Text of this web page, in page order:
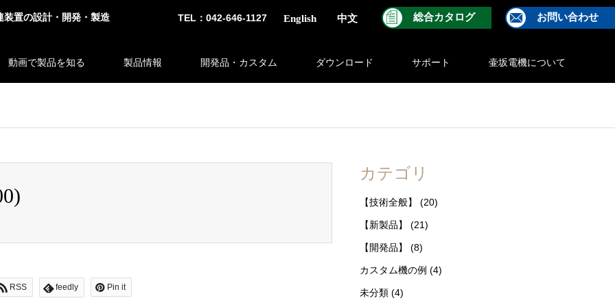
装置の設計・開発・製造 TEL：042-646-1127 English 中文 総合カタログ お問い合わせ
動画で製品を知る 製品情報 開発品・カスタム ダウンロード サポート 壷坂電機について
RSS feedly Pin it
カテゴリ
【技術全般】 (20)
【新製品】 (21)
【開発品】 (8)
カスタム機の例 (4)
未分類 (4)